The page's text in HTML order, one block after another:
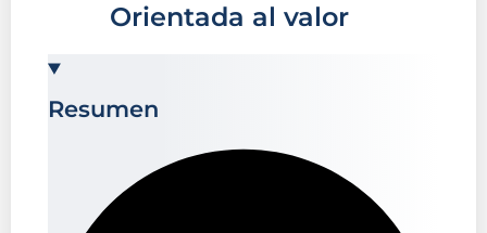
Orientada al valor
Resumen